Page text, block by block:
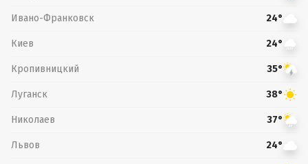
Ивано-Франковск 24°
Киев 24°
Кропивницкий 35°
Луганск 38°
Николаев 37°
Львов 24°